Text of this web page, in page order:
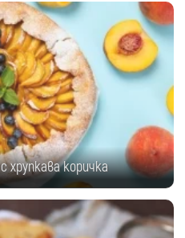
хрупкава коричка